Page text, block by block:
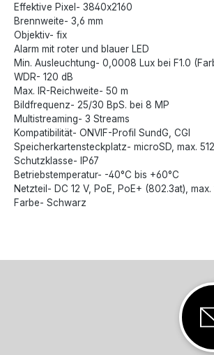
Effektive Pixel- 3840x2160
Brennweite- 3,6 mm
Objektiv- fix
Alarm mit roter und blauer LED
Min. Ausleuchtung- 0,0008 Lux bei F1.0
WDR- 120 dB
Max. IR-Reichweite- 50 m
Bildfrequenz- 25/30 BpS. bei 8 MP
Multistreaming- 3 Streams
Kompatibilität- ONVIF-Profil SundG, CGI
Speicherkartensteckplatz- microSD, max.
Schutzklasse- IP67
Betriebstemperatur- -40°C bis +60°C
Netzteil- DC 12 V, PoE, PoE+ (802.3at), max.
Farbe- Schwarz